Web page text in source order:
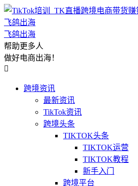
飞鸽出海
帮助更多人
做好电商出海！

跨境资讯
最新资讯
TikTok资讯
跨境头条
TIKTOK头条
TIKTOK运营
TIKTOK教程
新手入门
跨境平台